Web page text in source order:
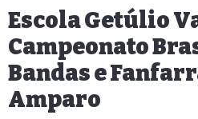
Escola Getúlio
Campeonato
Bandas e
Amparo